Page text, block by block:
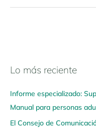
Lo más reciente
Informe especializado:
Manual para personas
El Consejo de
N
v
e
g